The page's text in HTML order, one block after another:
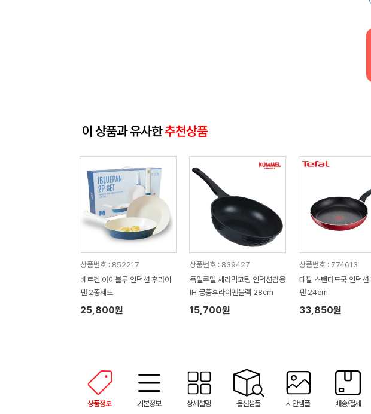
이 상품과 유사한추천상품
상품번호 : 852217
베르겐 아이블루 인덕션 후라이
팬 2종세트
25,800원
상품번호 : 839427
독일쿠멜 세라믹코팅 인덕션겸용
IH 궁중후라이팬블랙 28cm
15,700원
상품번호 : 774613
테팔 스탠다드쿡 인덕션
팬 24cm
33,850원
상품정보 기본정보 상세설명 옵션샘플 시안샘플 배송/결제